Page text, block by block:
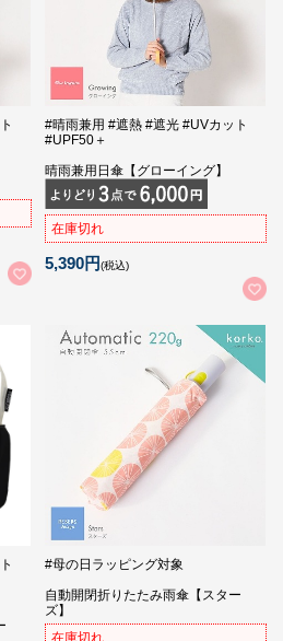
#晴雨兼用 #遮熱 #遮光 #UVカット
#UPF50＋
晴雨兼用日傘【グローイング】
在庫切れ
5,390円(税込)
#母の日ラッピング対象
自動開閉折りたたみ雨傘【スター
ズ】
在庫切れ